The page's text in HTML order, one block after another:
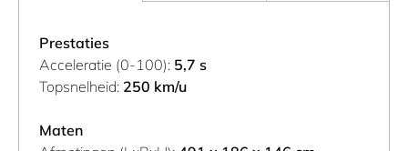
Prestaties
Acceleratie (0-100): 5,7 s
Topsnelheid: 250 km/u
Maten